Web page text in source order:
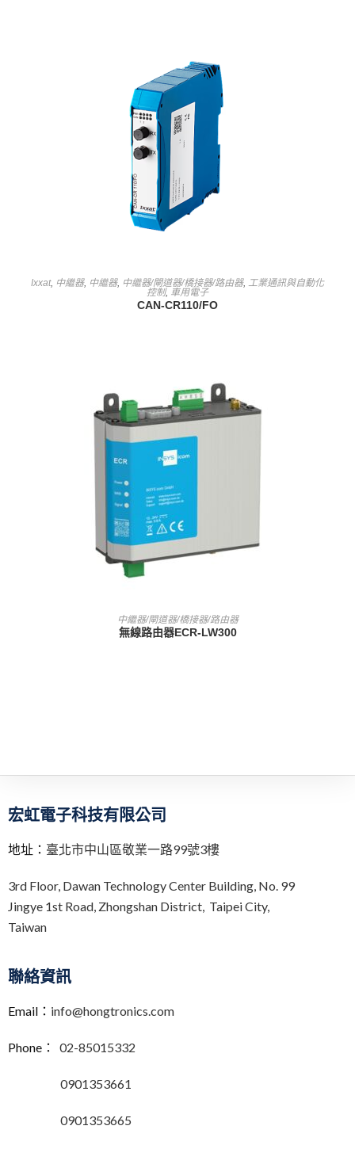
查看內容
Ixxat, 中繼器, 中繼器, 中繼器/閘道器/橋接器/路由器, 工業通訊與自動化
控制, 車用電子
CAN-CR110/FO
查看內容
中繼器/閘道器/橋接器/路由器
無線路由器ECR-LW300
宏虹電子科技有限公司
地址： 臺北市中山區敬業一路99號3樓
3rd Floor, Dawan Technology Center Building, No. 99
Jingye 1st Road, Zhongshan District, Taipei City,
Taiwan
聯絡資訊
Email： info@hongtronics.com
Phone： 02-85015332
0901353661
0901353665